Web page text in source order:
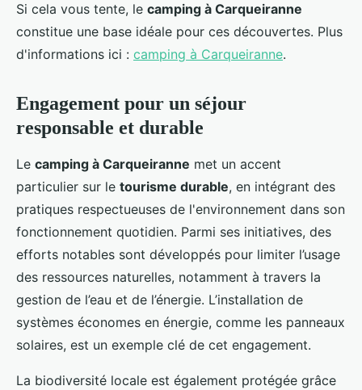
Si cela vous tente, le camping à Carqueiranne
constitue une base idéale pour ces découvertes. Plus
d'informations ici : camping à Carqueiranne.
Engagement pour un séjour
responsable et durable
Le camping à Carqueiranne met un accent
particulier sur le tourisme durable, en intégrant des
pratiques respectueuses de l'environnement dans son
fonctionnement quotidien. Parmi ses initiatives, des
efforts notables sont développés pour limiter l’usage
des ressources naturelles, notamment à travers la
gestion de l’eau et de l’énergie. L’installation de
systèmes économes en énergie, comme les panneaux
solaires, est un exemple clé de cet engagement.
La biodiversité locale est également protégée grâce